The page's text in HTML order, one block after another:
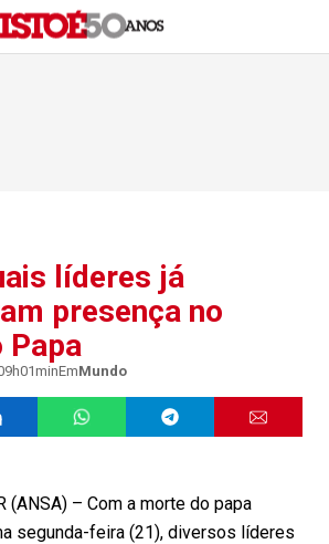
líderes já
presença no
Papa
EmMundo
(ANSA) – Com a morte do papa
segunda-feira (21), diversos líderes